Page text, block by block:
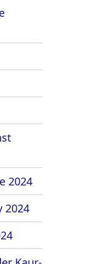
2024
2024